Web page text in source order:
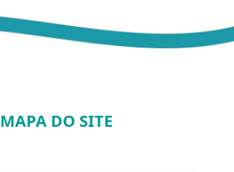
MAPA DO SITE